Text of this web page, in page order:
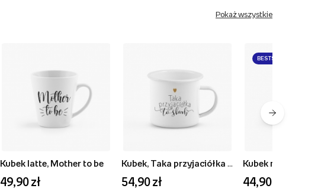
Pokaż wszystkie
Kubek latte, Mother to be
49,90 zł 54,90 zł
BESTSELLER
44,90 zł